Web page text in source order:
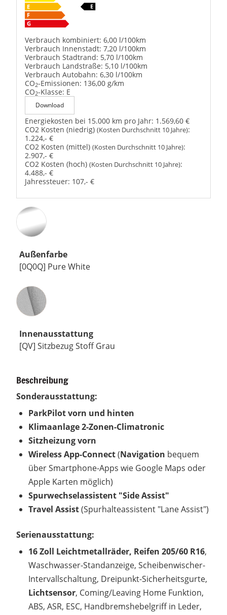
Verbrauch kombiniert: 6,00 l/100km
Verbrauch Innenstadt: 7,20 l/100km
Verbrauch Stadtrand: 5,70 l/100km
Verbrauch Landstraße: 5,10 l/100km
Verbrauch Autobahn: 6,30 l/100km
CO2-Emissionen: 136,00 g/km
CO2-Klasse: E
Download
Energiekosten bei 15.000 km pro Jahr: 1.569,60 €
CO2 Kosten (niedrig) (Kosten Durchschnitt 10 Jahre):
1.224,- €
CO2 Kosten (mittel) (Kosten Durchschnitt 10 Jahre):
2.907,- €
CO2 Kosten (hoch) (Kosten Durchschnitt 10 Jahre):
4.488,- €
Jahressteuer: 107,- €
Außenfarbe
[0Q0Q] Pure White
Innenausstattung
Innenausstattung
[QV] Sitzbezug Stoff Grau
Beschreibung
Sonderausstattung:
ParkPilot vorn und hinten
Klimaanlage 2-Zonen-Climatronic
Sitzheizung vorn
Wireless App-Connect(Navigation bequem
über Smartphone-Apps wie Google Maps oder
Apple Karten möglich)
Spurwechselassistent "Side Assist"
Travel Assist(Spurhalteassistent "Lane Assist")
Serienausstattung:
16 Zoll Leichtmetallräder, Reifen 205/60 R16,
Waschwasser-Standanzeige, Scheibenwischer-
Intervallschaltung, Dreipunkt-Sicherheitsgurte,
Lichtsensor, Coming/Leaving Home Funktion,
ABS, ASR, ESC, Handbremshebelgriff in Leder,